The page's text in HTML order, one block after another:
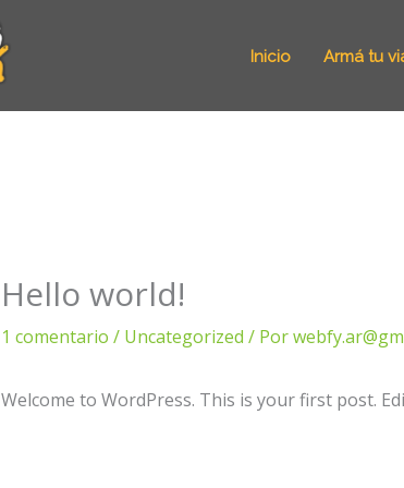
Inicio Armá tu
Hello world!
1 comentario / Uncategorized / Por
Welcome to WordPress. This is your first post.